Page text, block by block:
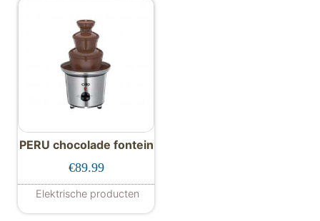
PERU chocolade fontein
€89.99
Elektrische producten